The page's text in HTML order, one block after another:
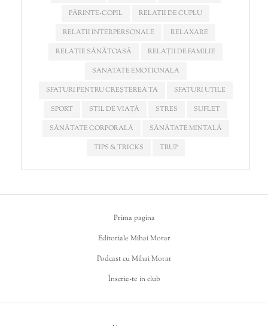
PĂRINTE-COPIL
RELATII DE CUPLU
RELATII INTERPERSONALE
RELAXARE
RELAȚIE SĂNĂTOASĂ
RELAȚII DE FAMILIE
SANATATE EMOTIONALA
SFATURI PENTRU CREȘTEREA TA
SFATURI UTILE
SPORT
STIL DE VIAȚĂ STRES
SUFLET
SĂNĂTATE CORPORALĂ
SĂNĂTATE MINTALĂ
TIPS & TRICKS
TRUP
Prima pagina
Editoriale Mihai Morar
Podcast cu Mihai Morar
Înscrie-te in club